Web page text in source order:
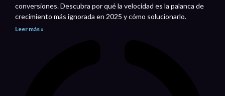
conversiones. Descubra por qué la velocidad es la palanca de
crecimiento más ignorada en 2025 y cómo solucionarlo.
Leer más »